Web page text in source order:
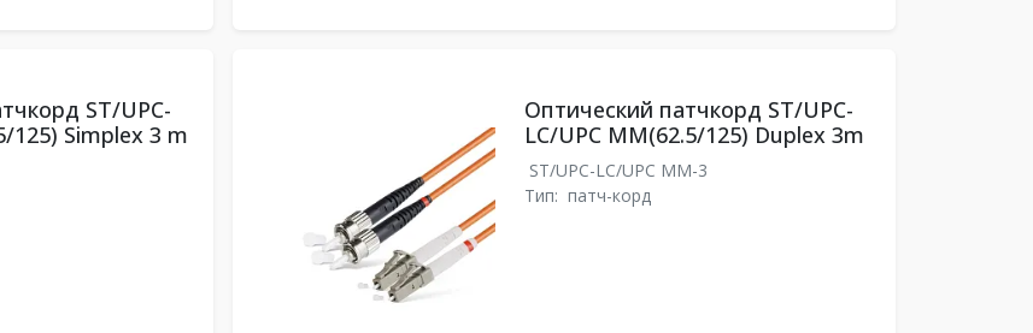
ST/UPC-
125) Simplex 3 m
Оптический патчкорд ST/UPC-
LC/UPC MM(62.5/125) Duplex 3m
ST/UPC-LC/UPC MM-3
Тип: патч-корд